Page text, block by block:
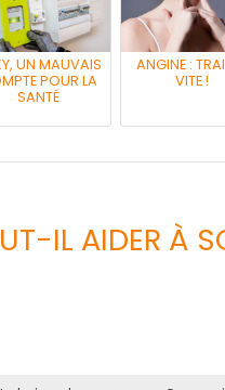
UN MAUVAIS
POUR LA
SANTÉ
ANGINE :
VITE !
IL AIDER À